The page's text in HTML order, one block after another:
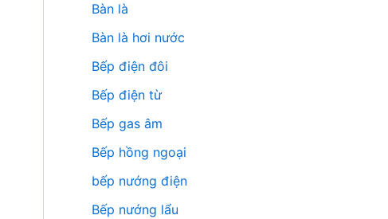
Bàn là
Bàn là hơi nước
Bếp điện đôi
Bếp điện từ
Bếp gas âm
Bếp hồng ngoại
bếp nướng điện
Bếp nướng lẩu